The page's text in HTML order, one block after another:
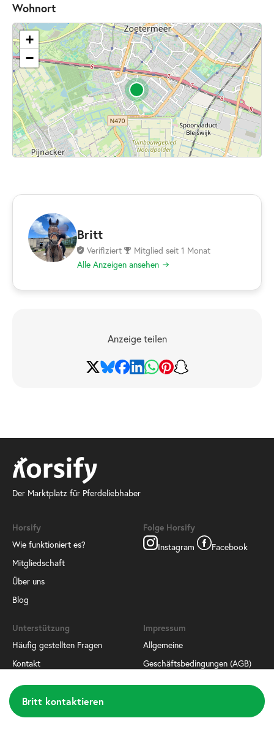
Wohnort
+
−
Britt
Verifiziert
Mitglied seit 1 Monat
Alle Anzeigen ansehen
Britt kontaktieren
Anzeige teilen
Der Marktplatz für Pferdeliebhaber
Horsify
Wie funktioniert es?
Mitgliedschaft
Über uns
Blog
Folge Horsify
Instagram
Facebook
Unterstützung
Häufig gestellten Fragen
Kontakt
Impressum
Allgemeine
Geschäftsbedingungen (AGB)